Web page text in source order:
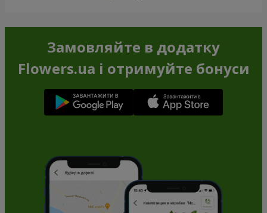
Замовляйте в додатку
Flowers.ua і отримуйте бонуси